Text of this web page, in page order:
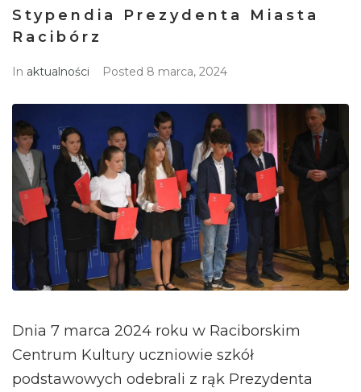
Stypendia Prezydenta Miasta
Racibórz
In aktualności Posted 8 marca, 2024
Dnia 7 marca 2024 roku w Raciborskim
Centrum Kultury uczniowie szkół
podstawowych odebrali z rąk Prezydenta